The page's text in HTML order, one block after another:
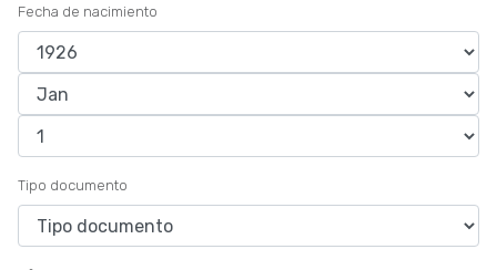
Fecha de nacimiento
Tipo documento